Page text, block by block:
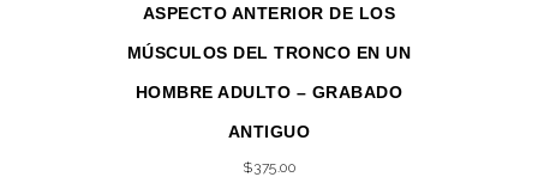
ASPECTO ANTERIOR DE LOS
MÚSCULOS DEL TRONCO EN UN
HOMBRE ADULTO – GRABADO
ANTIGUO
$375.00